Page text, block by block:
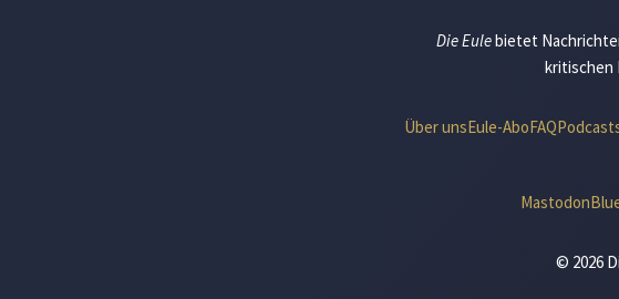
Die Eulebietet
kritischen
Über unsEule-AboFAQ
Mastodon
© 2026